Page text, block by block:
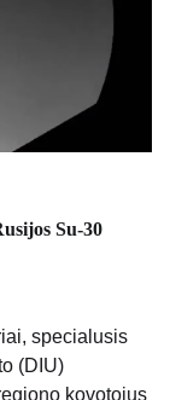
Su-30
specialusis
(DIU)
kovotojus